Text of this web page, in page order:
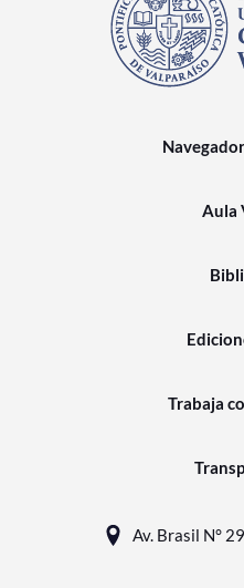
Aula
Trabaja
Av. Brasil N°